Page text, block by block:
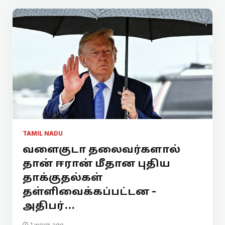
TAMIL NADU
வளைகுடா தலைவர்களால்
தான் ஈரான் மீதான புதிய
தாக்குதல்கள்
தள்ளிவைக்கப்பட்டன -
அதிபர்...